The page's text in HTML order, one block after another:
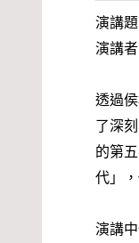
演講
演講
透過
了深
的第
代」
演講